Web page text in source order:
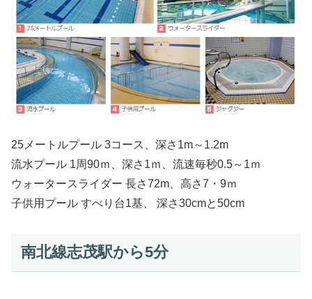
25メートルプール 3コース、深さ1m～1.2m
流水プール 1周90ｍ、深さ1ｍ、流速毎秒0.5～1ｍ
ウォータースライダー 長さ72m、高さ7・9ｍ
子供用プール すべり台1基、 深さ30cmと50cm
南北線志茂駅から5分